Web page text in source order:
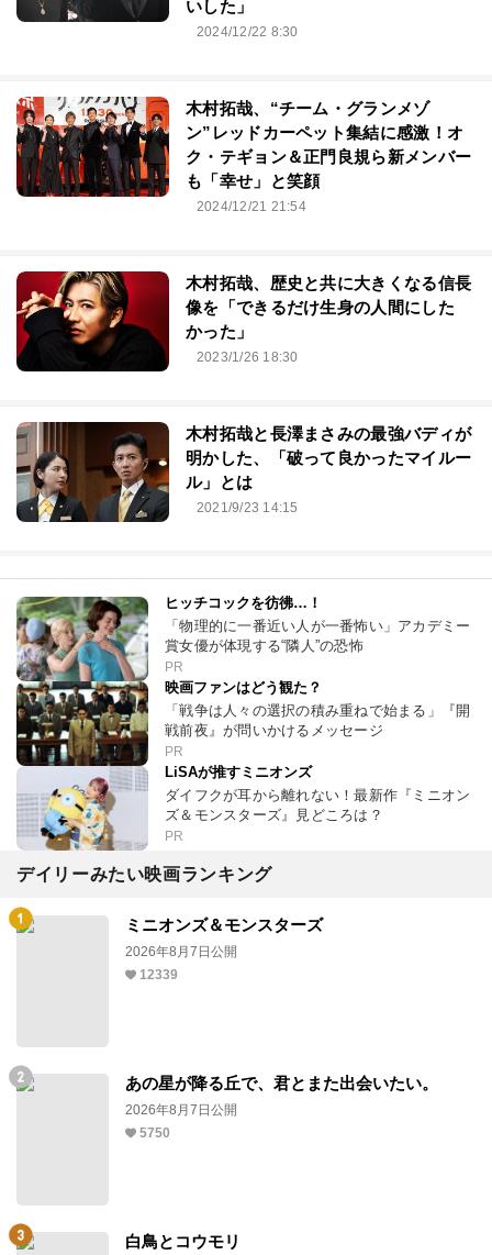
いした」
2024/12/22 8:30
木村拓哉、“チーム・グランメゾ
ン”レッドカーペット集結に感激！オ
ク・テギョン＆正門良規ら新メンバー
も「幸せ」と笑顔
2024/12/21 21:54
木村拓哉、歴史と共に大きくなる信長
像を「できるだけ生身の人間にした
かった」
2023/1/26 18:30
木村拓哉と長澤まさみの最強バディが
明かした、「破って良かったマイルー
ル」とは
2021/9/23 14:15
ヒッチコックを彷彿…！
「物理的に一番近い人が一番怖い」アカデミー
賞女優が体現する“隣人”の恐怖
PR
映画ファンはどう観た？
「戦争は人々の選択の積み重ねで始まる」『開
戦前夜』が問いかけるメッセージ
PR
LiSAが推すミニオンズ
ダイフクが耳から離れない！最新作『ミニオン
ズ＆モンスターズ』見どころは？
PR
デイリーみたい映画ランキング
ミニオンズ＆モンスターズ
2026年8月7日公開
12339
あの星が降る丘で、君とまた出会いたい。
2026年8月7日公開
5750
白鳥とコウモリ